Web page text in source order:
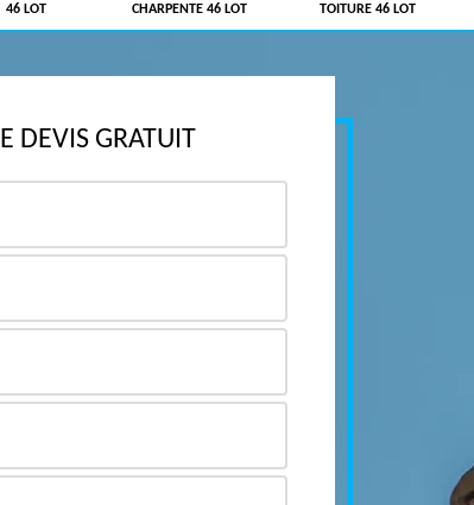
46 LOT
CHARPENTE 46 LOT
TOITURE 46 LOT
DEVIS GRATUIT